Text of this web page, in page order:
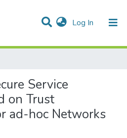
Log In (current)
& Collections
DSpace
Service
on Trust
ad-hoc Networks